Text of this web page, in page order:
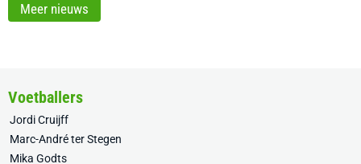
Meer nieuws
Voetballers
Jordi Cruijff
Marc-André ter Stegen
Mika Godts